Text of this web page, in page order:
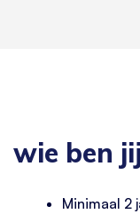
wie ben
Minimaal 2